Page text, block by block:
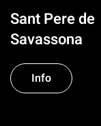
Sant Pere de
Savassona
Info